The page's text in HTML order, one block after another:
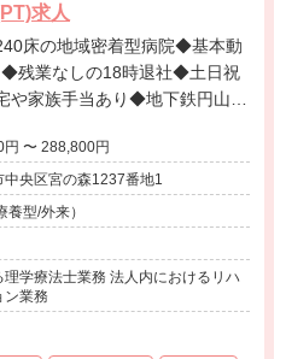
求人
◆残業なしの18時退社◆土日祝
家族手当あり◆地下鉄円山公
月給 220,600円 〜 288,800円
中央区宮の森1237番地1
型/外来）
理学療法士業務 法人内におけるリハ
ン業務